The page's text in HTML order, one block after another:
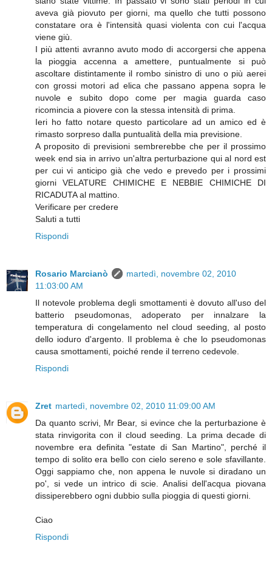
aveva già piovuto per giorni, ma quello che tutti possono
constatare ora è l'intensità quasi violenta con cui l'acqua
viene giù.
I più attenti avranno avuto modo di accorgersi che appena
la pioggia accenna a amettere, puntualmente si può
ascoltare distintamente il rombo sinistro di uno o più aerei
con grossi motori ad elica che passano appena sopra le
nuvole e subito dopo come per magia guarda caso
ricomincia a piovere con la stessa intensità di prima.
Ieri ho fatto notare questo particolare ad un amico ed è
rimasto sorpreso dalla puntualità della mia previsione.
A proposito di previsioni sembrerebbe che per il prossimo
week end sia in arrivo un'altra perturbazione qui al nord est
per cui vi anticipo già che vedo e prevedo per i prossimi
giorni VELATURE CHIMICHE E NEBBIE CHIMICHE DI
RICADUTA al mattino.
Verificare per credere
Saluti a tutti
Rispondi
Rosario Marcianò
martedì, novembre 02, 2010
11:03:00 AM
Il notevole problema degli smottamenti è dovuto all'uso del
batterio pseudomonas, adoperato per innalzare la
temperatura di congelamento nel cloud seeding, al posto
dello ioduro d'argento. Il problema è che lo pseudomonas
causa smottamenti, poiché rende il terreno cedevole.
Rispondi
Zret martedì, novembre 02, 2010 11:09:00 AM
Da quanto scrivi, Mr Bear, si evince che la perturbazione è
stata rinvigorita con il cloud seeding. La prima decade di
novembre era definita "estate di San Martino", perché il
tempo di solito era bello con cielo sereno e sole sfavillante.
Oggi sappiamo che, non appena le nuvole si diradano un
po', si vede un intrico di scie. Analisi dell'acqua piovana
dissiperebbero ogni dubbio sulla pioggia di questi giorni.
Ciao
Rispondi